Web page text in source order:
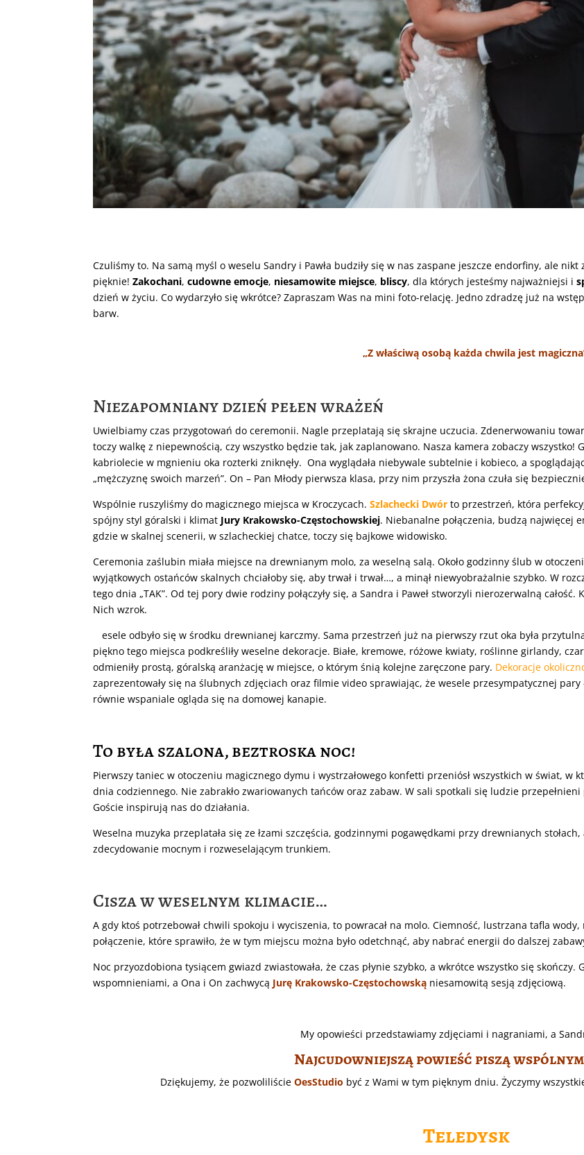
Czuliśmy to. Na samą myśl o weselu Sandry i Pawła budziły się w nas zaspane jeszcze endorfiny, ale nikt
pięknie!Zakochani,cudowne emocje, niesamowite miejsce, bliscy, dla których jesteśmy najważniejsi i
dzień w życiu. Co wydarzyło się wkrótce? Zapraszam Was na mini foto-relację. Jedno zdradzę już na
barw.
„Z właściwą osobą każda chwila jest
Niezapomniany dzień pełen wrażeń
Uwielbiamy czas przygotowań do ceremonii. Nagle przeplatają się skrajne uczucia. Zdenerwowaniu
toczy walkę z niepewnością, czy wszystko będzie tak, jak zaplanowano. Nasza kamera zobaczy wszystko!
kabriolecie w mgnieniu oka rozterki zniknęły. Ona wyglądała niebywale subtelnie i kobieco, a
„mężczyznę swoich marzeń”. On – Pan Młody pierwsza klasa, przy nim przyszła żona czuła się
Wspólnie ruszyliśmy do magicznego miejsca w Kroczycach. Szlachecki Dwór to przestrzeń, która
spójny styl góralski i klimat Jury Krakowsko-Częstochowskiej. Niebanalne połączenia, budzą najwięcej
gdzie w skalnej scenerii, w szlacheckiej chatce, toczy się bajkowe widowisko.
Ceremonia zaślubin miała miejsce na drewnianym molo, za weselną salą. Około godzinny ślub w
wyjątkowych ostańców skalnych chciałoby się, aby trwał i trwał…, a minął niewyobrażalnie szybko. W
tego dnia „TAK”. Od tej pory dwie rodziny połączyły się, a Sandra i Paweł stworzyli nierozerwalną całość.
Nich wzrok.
Wesele odbyło się w środku drewnianej karczmy. Sama przestrzeń już na pierwszy rzut oka była
piękno tego miejsca podkreśliły weselne dekoracje. Białe, kremowe, różowe kwiaty, roślinne girlandy,
odmieniły prostą, góralską aranżację w miejsce, o którym śnią kolejne zaręczone pary. Dekoracje
zaprezentowały się na ślubnych zdjęciach oraz filmie video sprawiając, że wesele przesympatycznej
równie wspaniale ogląda się na domowej kanapie.
To była szalona, beztroska noc!
Pierwszy taniec w otoczeniu magicznego dymu i wystrzałowego konfetti przeniósł wszystkich w świat, w
dnia codziennego. Nie zabrakło zwariowanych tańców oraz zabaw. W sali spotkali się ludzie
Goście inspirują nas do działania.
Weselna muzyka przeplatała się ze łzami szczęścia, godzinnymi pogawędkami przy drewnianych
zdecydowanie mocnym i rozweselającym trunkiem.
Cisza w weselnym klimacie…
A gdy ktoś potrzebował chwili spokoju i wyciszenia, to powracał na molo. Ciemność, lustrzana tafla
połączenie, które sprawiło, że w tym miejscu można było odetchnąć, aby nabrać energii do dalszej
Noc przyozdobiona tysiącem gwiazd zwiastowała, że czas płynie szybko, a wkrótce wszystko się
wspomnieniami, a Ona i On zachwycą Jurę Krakowsko-Częstochowską niesamowitą sesją zdjęciową.
My opowieści przedstawiamy zdjęciami i nagraniami, a
Najcudowniejszą powieść piszą
Dziękujemy, że pozwoliliście OesStudio być z Wami w tym pięknym dniu. Życzymy
Teledysk